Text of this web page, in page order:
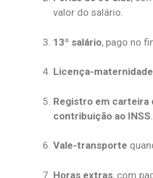
valor do salário.
13º salário, pago no
Licença-maternidade
Registro em carteira
contribuição ao INSS
Vale-transporte
Horas extras, com